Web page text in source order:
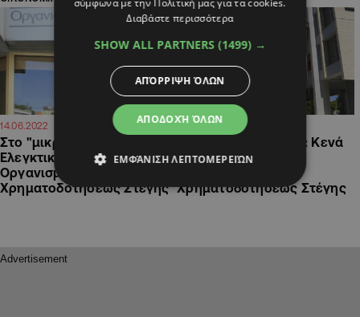
14.06.2022
Στο "μικροσκόπιο" της
Ελεγκτικής ο ΓΔ του
Οργανισμού
Χρηματοδοτήσεως Στέγης
05.07.2021 15:12
Ελεγκτική Υπηρεσία: Κενά
και αδυναμίες στον
Χρηματοδοτήσεως Στέγης
σύμφωνα με την Πολιτική μας για τα cookies.
Διαβάστε περισσότερα
SHOW ALL PARTNERS (1499) →
ΑΠΟΔΟΧΉ ΌΛΩΝ
ΑΠΌΡΡΙΨΗ ΌΛΩΝ
ΕΜΦΆΝΙΣΗ ΛΕΠΤΟΜΕΡΕΙΏΝ